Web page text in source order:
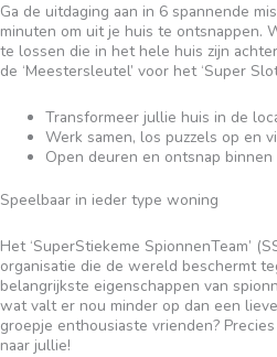
Ga de uitdaging aan in 6 spannende
minuten om uit je huis te ontsnappen.
te lossen die in het hele huis zijn
de ‘Meestersleutel’ voor het ‘Super
Transformeer jullie huis in de
Werk samen, los puzzels op en
Open deuren en ontsnap
Speelbaar in ieder type woning
Het ‘SuperStiekeme SpionnenTeam’
organisatie die de wereld beschermt
belangrijkste eigenschappen van
wat valt er nou minder op dan een
groepje enthousiaste vrienden?
naar jullie!